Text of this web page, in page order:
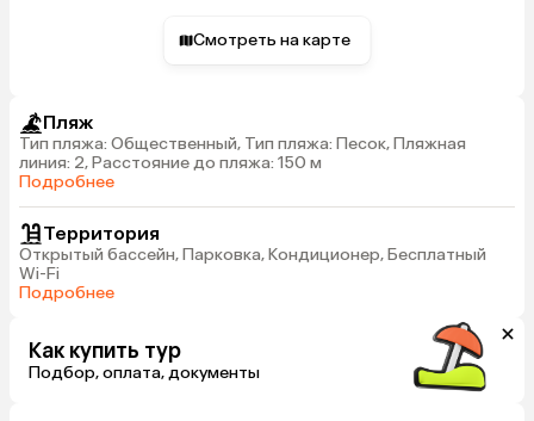
Смотреть на карте
Пляж
Тип пляжа: Общественный, Тип пляжа: Песок, Пляжная
линия: 2, Расстояние до пляжа: 150 м
Подробнее
Территория
Открытый бассейн, Парковка, Кондиционер, Бесплатный
Wi-Fi
Подробнее
Как купить тур
Подбор, оплата, документы